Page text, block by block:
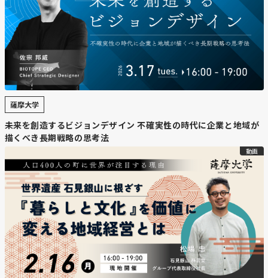
薩摩大学
未来を創造するビジョンデザイン 不確実性の時代に企業と地域が
描くべき長期戦略の思考法
動画